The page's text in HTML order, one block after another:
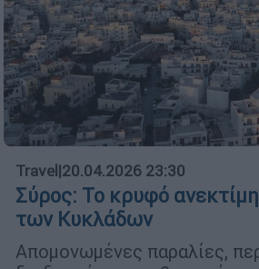
Travel |20.04.2026 23:30
Σύρος: Το κρυφό
των Κυκλάδων
Απομονωμένες παραλίες,